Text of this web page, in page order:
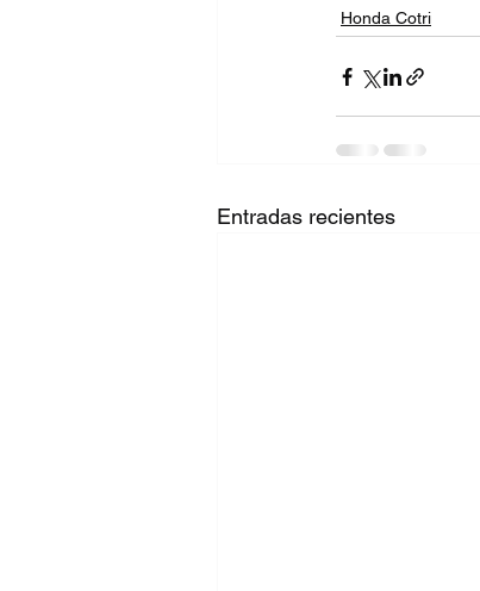
Honda Cotri
Entradas recientes